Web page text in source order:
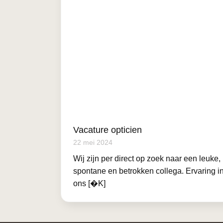
Vacature opticien
22 mei 2024
Wij zijn per direct op zoek naar een leuke,
spontane en betrokken collega. Ervaring
ons [�K]